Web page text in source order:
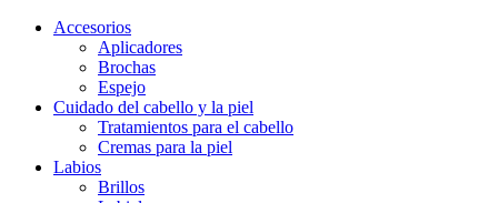
Accesorios
Aplicadores
Brochas
Espejo
Cuidado del cabello y la piel
Tratamientos para el cabello
Cremas para la piel
Labios
Brillos